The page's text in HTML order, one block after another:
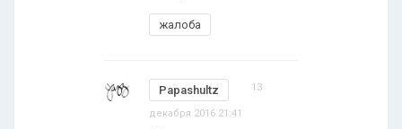
жалоба
Papashultz 13
декабря 2016 21:41